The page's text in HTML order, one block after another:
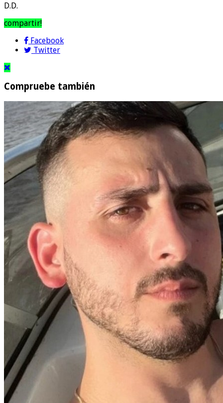
D.D.
compartir!
Facebook
Twitter
Compruebe también